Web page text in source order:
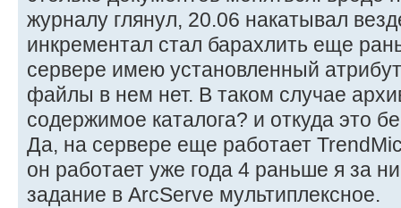
журналу глянул, 20.06 накатывал
инкрементал стал барахлить еще
сервере имею установленный
файлы в нем нет. В таком случае
содержимое каталога? и откуда это
Да, на сервере еще работает
он работает уже года 4 раньше я за
задание в ArcServe мультиплексное.